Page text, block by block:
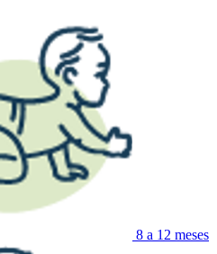
8 a 12 meses